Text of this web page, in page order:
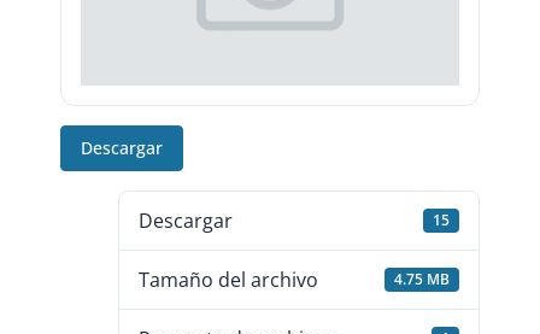
Descargar
Descargar 15
Tamaño del archivo 4.75 MB